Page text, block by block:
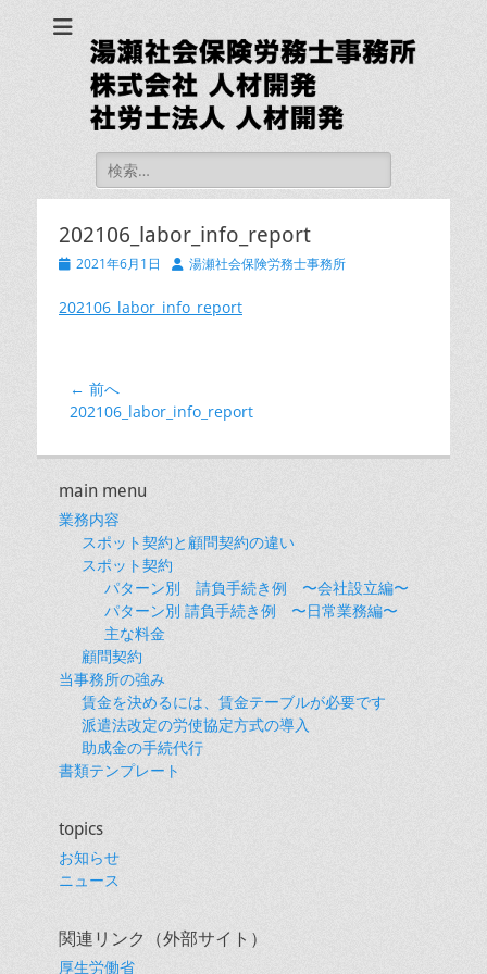
湯瀬社会保険労務士
事務所 社労士法人
人材開発
検
索:
202106_labor_info_report
投
日
2021年6月1日
投
者
湯瀬社会保険労務士事務所
202106_labor_info_report
投
稿
ゲ
ー
シ
← 前へ
前
投
稿:
202106_labor_info_report
main menu
業務内容
スポット契約と顧問契約の違い
スポット契約
パターン別 請負手続き例 〜会社設立編〜
パターン別 請負手続き例 〜日常業務編〜
主な料金
顧問契約
当事務所の強み
賃金を決めるには、賃金テーブルが必要です
派遣法改定の労使協定方式の導入
助成金の手続代行
書類テンプレート
topics
お知らせ
ニュース
関連リンク（外部サイト）
厚生労働省